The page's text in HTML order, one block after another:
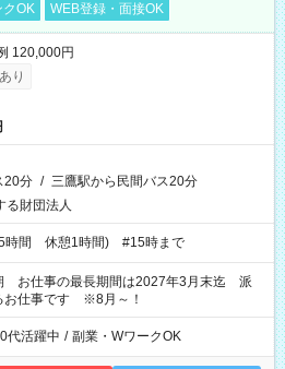
クOK WEB登録・面接OK
120,000円
り
20分 / 三鷹駅から民間バス20分
る財団法人
時間 休憩1時間) #15時まで
お仕事の最長期間は2027年3月末迄 派
お仕事です ※8月～！
代活躍中 / 副業・WワークOK